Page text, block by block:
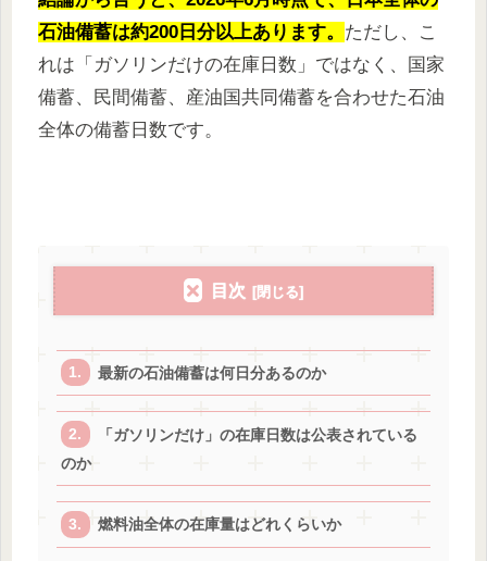
石油備蓄は約200日分以上あります。 ただし、こ
れは「ガソリンだけの在庫日数」ではなく、国家
備蓄、民間備蓄、産油国共同備蓄を合わせた石油
全体の備蓄日数です。
目次
最新の石油備蓄は何日分あるのか
「ガソリンだけ」の在庫日数は公表されている
のか
燃料油全体の在庫量はどれくらいか